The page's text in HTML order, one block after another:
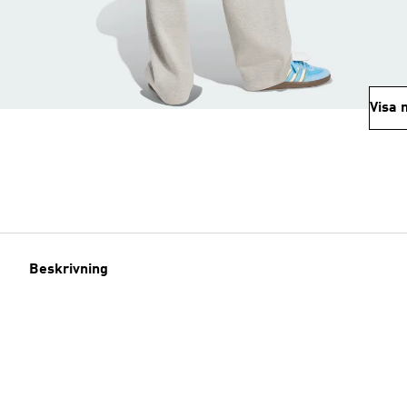
Visa
Beskrivning